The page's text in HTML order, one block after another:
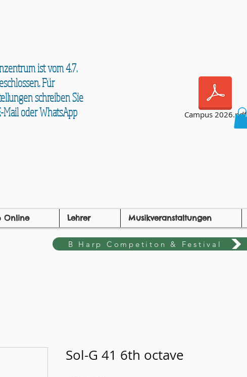
ist vom 4.7.
Für
schreiben Sie
Mail oder WhatsApp
Campus 2026.pdf
Online Lehrer Musikveranstaltungen
B Harp Competiton & Festival
Sol-G 41 6th octave